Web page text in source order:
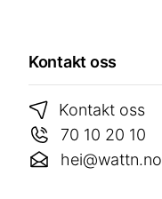
Kontakt oss
Kontakt oss
70 10 20 10
hei@wattn.no